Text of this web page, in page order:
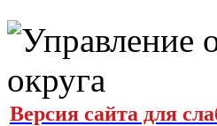
Версия сайта для